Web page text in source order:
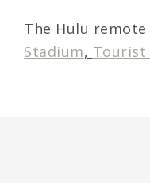
The Hulu
Stadium, Tourist